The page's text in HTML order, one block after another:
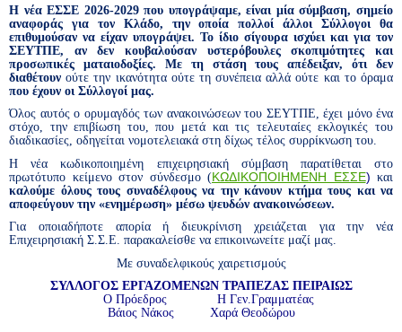
Η νέα ΕΣΣΕ 2026-2029 που υπογράψαμε, είναι μία σύμβαση, σημείο
αναφοράς για τον Κλάδο, την οποία πολλοί άλλοι Σύλλογοι θα
επιθυμούσαν να είχαν υπογράψει. Το ίδιο σίγουρα ισχύει και για τον
ΣΕΥΤΠΕ, αν δεν κουβαλούσαν υστερόβουλες σκοπιμότητες και
προσωπικές ματαιοδοξίες. Με τη στάση τους απέδειξαν, ότι δεν
διαθέτουνούτε την ικανότητα ούτε τη συνέπεια αλλά ούτε και το όραμα
που έχουν οι Σύλλογοί μας.
Όλος αυτός ο ορυμαγδός των ανακοινώσεων του ΣΕΥΤΠΕ, έχει μόνο ένα
στόχο, την επιβίωση του, που μετά και τις τελευταίες εκλογικές του
διαδικασίες, οδηγείται νομοτελειακά στη δίχως τέλος συρρίκνωση του.
Η νέα κωδικοποιημένη επιχειρησιακή σύμβαση παρατίθεται στο
πρωτότυπο κείμενο στον σύνδεσμο (ΚΩΔΙΚΟΠΟΙΗΜΕΝΗ ΕΣΣΕ) και
καλούμε όλους τους συναδέλφους να την κάνουν κτήμα τους και να
αποφεύγουν την «ενημέρωση» μέσω ψευδών ανακοινώσεων.
Για οποιαδήποτε απορία ή διευκρίνιση χρειάζεται για την νέα
Επιχειρησιακή Σ.Σ.Ε. παρακαλείσθε να επικοινωνείτε μαζί μας.
Με συναδελφικούς χαιρετισμούς
ΣΥΛΛΟΓΟΣ ΕΡΓΑΖΟΜΕΝΩΝ ΤΡΑΠΕΖΑΣ ΠΕΙΡΑΙΩΣ
Ο Πρόεδρος
Η Γεν.Γραμματέας
Βάιος Νάκος
Χαρά Θεοδώρου